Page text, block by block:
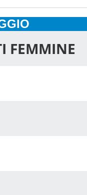
FEMMINE